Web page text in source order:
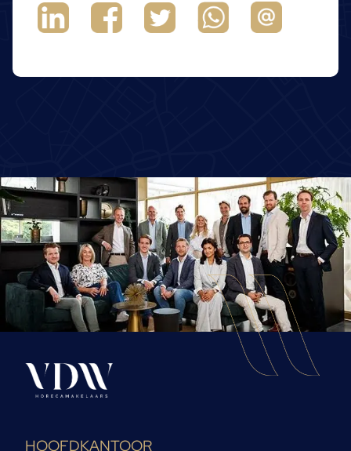
HOOFDKANTOOR